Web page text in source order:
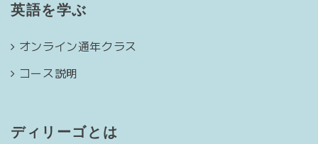
英語を学ぶ
オンライン通年クラス
コース説明
ディリーゴとは